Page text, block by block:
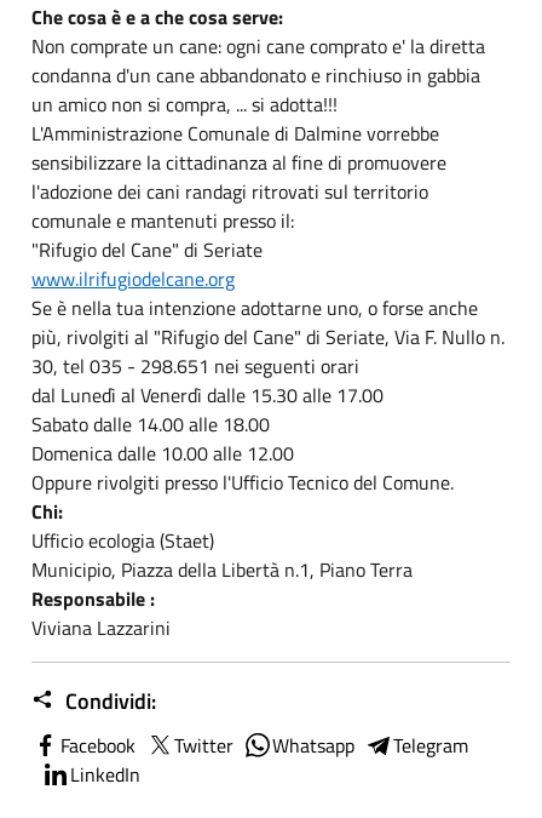
Che cosa è e a che cosa serve:
Non comprate un cane: ogni cane comprato e' la diretta
condanna d'un cane abbandonato e rinchiuso in gabbia
un amico non si compra, ... si adotta!!!
L'Amministrazione Comunale di Dalmine vorrebbe
sensibilizzare la cittadinanza al fine di promuovere
l'adozione dei cani randagi ritrovati sul territorio
comunale e mantenuti presso il:
"Rifugio del Cane" di Seriate
www.ilrifugiodelcane.org
Se è nella tua intenzione adottarne uno, o forse anche
più, rivolgiti al "Rifugio del Cane" di Seriate, Via F. Nullo n.
30, tel 035 - 298.651 nei seguenti orari
dal Lunedì al Venerdì dalle 15.30 alle 17.00
Sabato dalle 14.00 alle 18.00
Domenica dalle 10.00 alle 12.00
Oppure rivolgiti presso l'Ufficio Tecnico del Comune.
Chi:
Ufficio ecologia (Staet)
Municipio, Piazza della Libertà n.1, Piano Terra
Responsabile :
Viviana Lazzarini
Condividi:
Facebook Twitter Whatsapp
Telegram
LinkedIn